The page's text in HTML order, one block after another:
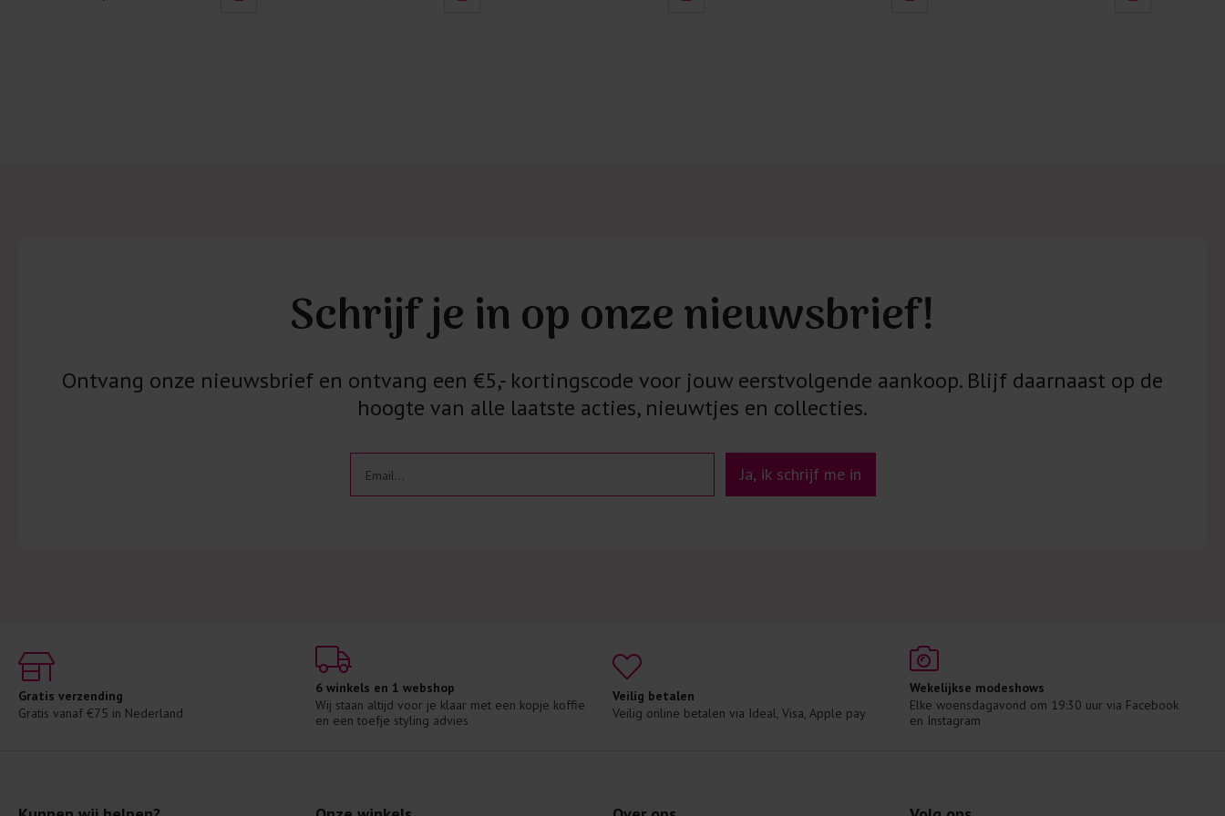
Schrijf je in op onze nieuwsbrief!
Ontvang onze nieuwsbrief en ontvang een €5,- kortingscode voor jouw eerstvolgende aankoop. Blijf daarnaast op de
hoogte van alle laatste acties, nieuwtjes en collecties.
Ja, ik schrijf me in
Gratis verzending
Gratis vanaf €75 in Nederland
6 winkels en 1 webshop
Wij staan altijd voor je klaar met een kopje koffie
en een toefje styling advies
Veilig betalen
Veilig online betalen via Ideal, Visa, Apple pay
Wekelijkse modeshows
Elke woensdagavond om 19:30 uur via Facebook
en Instagram